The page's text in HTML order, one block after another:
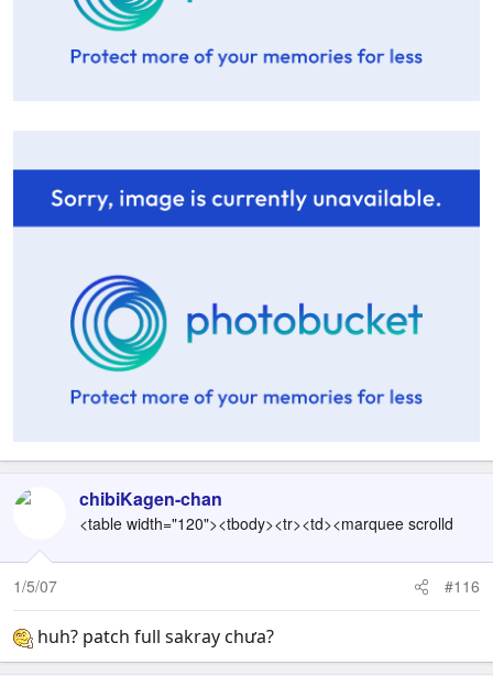
chibiKagen-chan
<table width="120"><tbody><tr><td><marquee scrolld
1/5/07 #116
huh? patch full sakray chưa?